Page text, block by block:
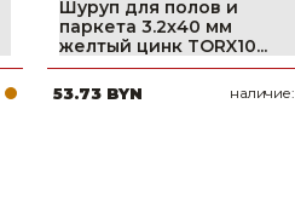
Шуруп для полов и
паркета 3.2х40 мм
желтый цинк TORX10...
53.73 BYN наличие: